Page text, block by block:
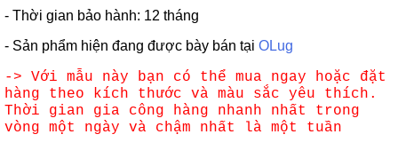
- Thời gian bảo hành: 12 tháng
- Sản phẩm hiện đang được bày bán tại OLug
-> Với mẫu này bạn có thể mua ngay hoặc đặt
hàng theo kích thước và màu sắc yêu thích.
Thời gian gia công hàng nhanh nhất trong
vòng một ngày và chậm nhất là một tuần